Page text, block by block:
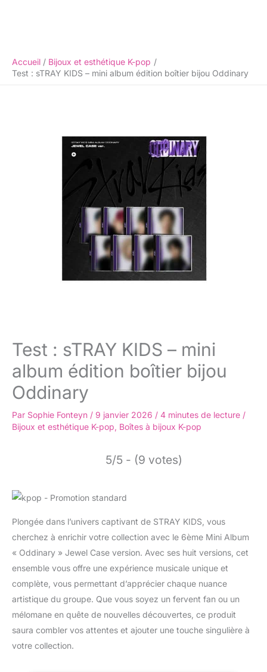
Accueil
Bijoux et esthétique K-pop
Test : sTRAY KIDS – mini album édition boîtier bijou Oddinary
Test : sTRAY KIDS – mini
album édition boîtier bijou
Oddinary
Par Sophie Fonteyn / 9 janvier 2026 / 4 minutes de lecture /
Bijoux et esthétique K-pop, Boîtes à bijoux K-pop
5/5 - (9 votes)
Plongée dans l’univers captivant de STRAY KIDS, vous
cherchez à enrichir votre collection avec le 6ème Mini Album
« Oddinary » Jewel Case version. Avec ses huit versions, cet
ensemble vous offre une expérience musicale unique et
complète, vous permettant d’apprécier chaque nuance
artistique du groupe. Que vous soyez un fervent fan ou un
mélomane en quête de nouvelles découvertes, ce produit
saura combler vos attentes et ajouter une touche singulière à
votre collection.